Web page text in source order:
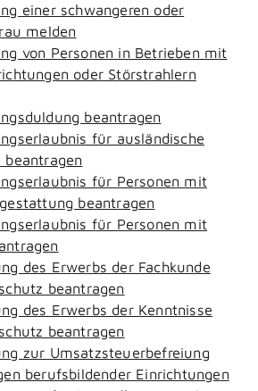
einer schwangeren oder
melden
von Personen in Betrieben mit
oder Störstrahlern
beantragen
für ausländische
beantragen
für Personen mit
beantragen
für Personen mit
des Erwerbs der Fachkunde
beantragen
des Erwerbs der Kenntnisse
beantragen
zur Umsatzsteuerbefreiung
berufsbildender Einrichtungen